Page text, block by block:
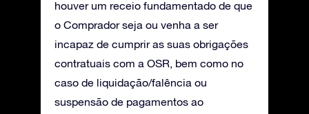
houver um receio fundamentado de que
o Comprador seja ou venha a ser
incapaz de cumprir as suas obrigações
contratuais com a OSR, bem como no
caso de liquidação/falência ou
suspensão de pagamentos ao